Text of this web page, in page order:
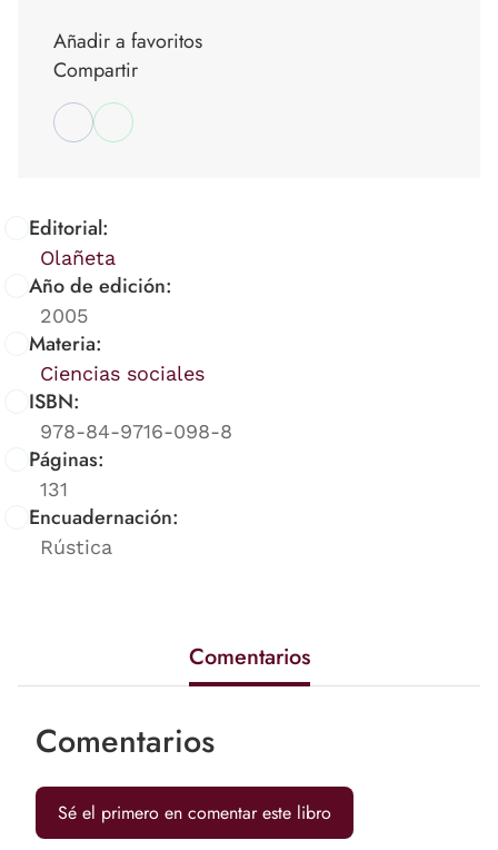
Editorial:
Olañeta
Año de edición:
2005
Materia:
Ciencias sociales
ISBN:
978-84-9716-098-8
Páginas:
131
Encuadernación:
Rústica
Añadir a favoritos
Compartir
Comentarios
Comentarios
Sé el primero en comentar este libro